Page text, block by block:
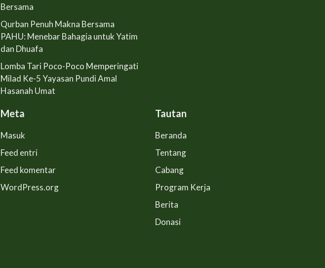
Bersama
Qurban Penuh Makna Bersama
PAHU: Menebar Bahagia untuk Yatim
dan Dhuafa
Lomba Tari Poco-Poco Memperingati
Milad Ke-5 Yayasan Pundi Amal
Hasanah Umat
Meta
Masuk
Feed entri
Feed komentar
WordPress.org
Tautan
Beranda
Tentang
Cabang
Program Kerja
Berita
Donasi